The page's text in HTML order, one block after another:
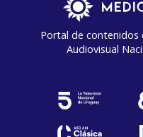
Portal de contenidos
Audiovisual